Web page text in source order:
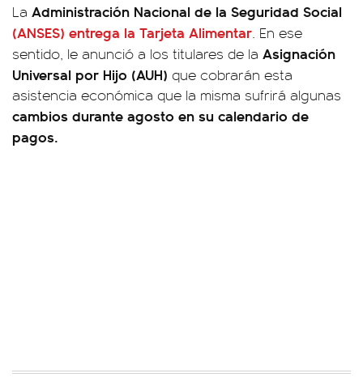
La Administración Nacional de la Seguridad Social
(ANSES) entrega la Tarjeta Alimentar. En ese
sentido, le anunció a los titulares de la Asignación
Universal por Hijo (AUH) que cobrarán esta
asistencia económica que la misma sufrirá algunas
cambios durante agosto en su calendario de
pagos.